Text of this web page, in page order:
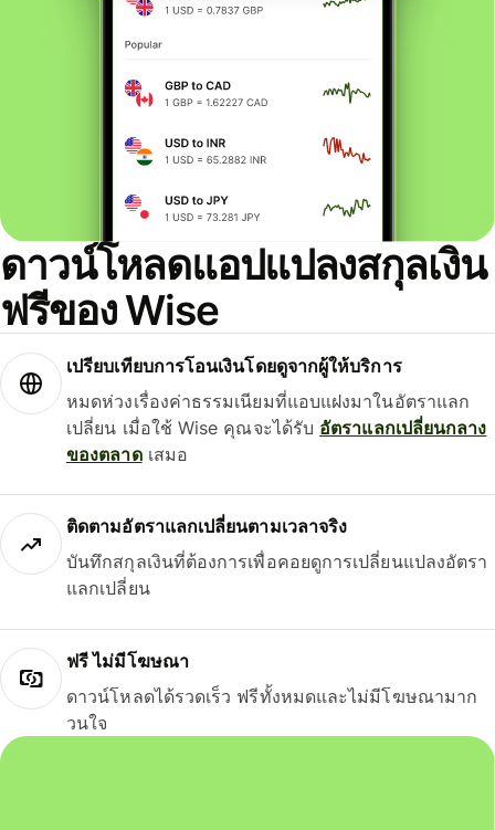
ดาวน์โหลดแอปแปลงสกุลเงิน
ฟรีของ Wise
เปรียบเทียบการโอนเงินโดยดูจากผู้ให้บริการ
หมดห่วงเรื่องค่าธรรมเนียมที่แอบแฝงมาในอัตราแลก
เปลี่ยน เมื่อใช้ Wise คุณจะได้รับ อัตราแลกเปลี่ยนกลาง
ของตลาดเสมอ
ติดตามอัตราแลกเปลี่ยนตามเวลาจริง
บันทึกสกุลเงินที่ต้องการเพื่อคอยดูการเปลี่ยนแปลงอัตรา
แลกเปลี่ยน
ฟรี ไม่มีโฆษณา
ดาวน์โหลดได้รวดเร็ว ฟรีทั้งหมดและไม่มีโฆษณามาก
วนใจ